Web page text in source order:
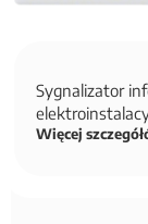
Sygnalizator
Więcej